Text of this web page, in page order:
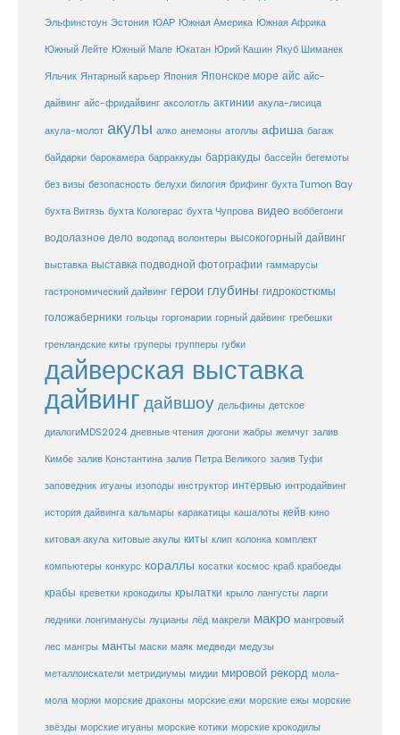
Эльфинстоун Эстония ЮАР Южная Америка Южная Африка
Южный Лейте Южный Мале Юкатан Юрий Кашин Якуб Шиманек
Яльчик Янтарный карьер Япония Японское море айс айс-
дайвинг айс-фридайвинг аксолотль актинии акула-лисица
акула-молот акулы алко анемоны атоллы афиша багаж
байдарки барокамера барраккуды барракуды бассейн бегемоты
без визы безопасность белухи билогия брифинг бухта Tumon Bay
бухта Витязь бухта Кологерас бухта Чупрова видео воббегонги
водолазное дело водопад волонтеры высокогорный дайвинг
выставка выставка подводной фотографии гаммарусы
гастрономический дайвинг герои глубины гидрокостюмы
голожаберники гольцы горгонарии горный дайвинг гребешки
гренландские киты груперы групперы губки
дайверская выставка
дайвингдайвшоу дельфины детское
диалогиMDS2024 дневные чтения дюгони жабры жемчуг залив
Кимбе залив Константина залив Петра Великого залив Туфи
заповедник игуаны изоподы инструктор интервью интродайвинг
история дайвинга кальмары каракатицы кашалоты кейв кино
китовая акула китовые акулы киты клип колонка комплект
компьютеры конкурс кораллы косатки космос краб крабоеды
крабы креветки крокодилы крылатки крыло лангусты ларги
ледники лонгиманусы луцианы лёд макрели макро мангровый
лес мангры манты маски маяк медведи медузы
металлоискатели метридиумы мидии мировой рекорд мола-
мола моржи морские драконы морские ежи морские ежы морские
звёзды морские игуаны морские котики морские крокодилы